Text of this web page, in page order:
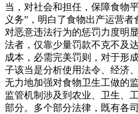
当，对社会和担任，保障食物
义务”，明白了食物出产运营
对恶意违法行为的惩罚力度明
法者，仅靠少量罚款不克不及
成本，必需完美罚则，对于形
子该当是分析使用法令、经济
无力地加强对食物卫生工做的
监管机制涉及到农业、卫生、
部分。多个部分法律，既有各